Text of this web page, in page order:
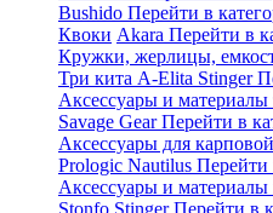
Bushido Перейти в
Квоки Akara Перейти в
Кружки, жерлицы,
Три кита A-Elita Stinger
Аксессуары и
Savage GearПерейти в
Аксессуары для
Prologic Nautilus Перейти
Аксессуары и
Stonfo StingerПерейти в